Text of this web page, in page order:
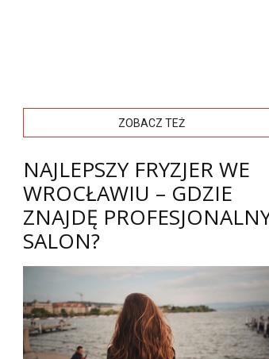
ZOBACZ TEŻ
NAJLEPSZY FRYZJER WE
WROCŁAWIU – GDZIE
ZNAJDĘ
SALON?